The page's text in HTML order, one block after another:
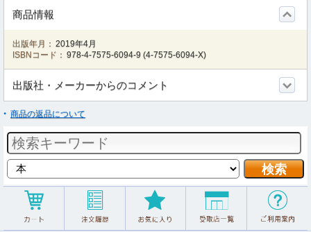
商品情報
出版年月： 2019年4月
ISBNコード： 978-4-7575-6094-9 (4-7575-6094-X)
出版社・メーカーからのコメント
商品の返品について